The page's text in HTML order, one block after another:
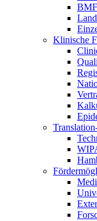
Klinische